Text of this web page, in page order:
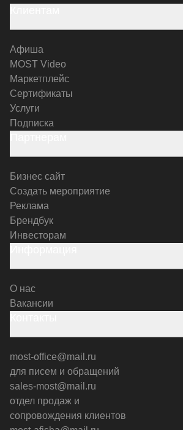
Афиша
MOST Video
Маркетплейс
Сертификаты
Услуги
Подписка
Бизнес сайт
Создать мероприятие
Реклама
Брендбук
Инвесторам
О нас
Вакансии
most-office@mail.ru
для писем и обращений
sales-most@mail.ru
отдел продаж и
сопровождения клиентов